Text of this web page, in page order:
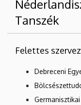
Tanszék
Felettes
Debreceni